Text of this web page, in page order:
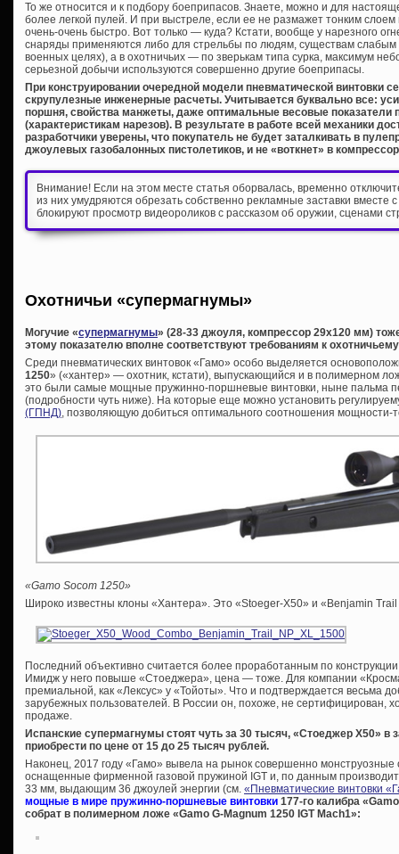
То же относится и к подбору боеприпасов. Знаете, можно и для
более легкой пулей. И при выстреле, если ее не размажет тонким
очень-очень быстро. Вот только — куда? Кстати, вообще у нарезного
снаряды применяются либо для стрельбы по людям, существам слабым
военных целях), а в охотничьих — по зверькам типа сурка, максимум
серьезной добычи используются совершенно другие боеприпасы.
При конструировании очередной модели пневматической винтовки
скрупулезные инженерные расчеты. Учитывается буквально все:
поршня, свойства манжеты, даже оптимальные весовые показатели
(характеристикам нарезов). В результате в работе всей механики
разработчики уверены, что покупатель не будет заталкивать в
джоулевых газобалонных пистолетиков, и не «воткнет» в
Внимание! Если на этом месте статья оборвалась, временно
из них умудряются обрезать собственно рекламные заставки вместе
блокируют просмотр видеороликов с рассказом об оружии, сценами
Охотничьи «супермагнумы»
Могучие «супермагнумы» (28-33 джоуля, компрессор 29х120 мм)
этому показателю вполне соответствуют требованиям к
Среди пневматических винтовок «Гамо» особо выделяется
1250» («хантер» — охотник, кстати), выпускающийся и в полимерном
это были самые мощные пружинно-поршневые винтовки, ныне пальма
(подробности чуть ниже). На которые еще можно установить
(ГПНД), позволяющую добиться оптимального соотношения мощности-
«Gamo Socom 1250»
Широко известны клоны «Хантера». Это «Stoeger-X50» и «Benjamin
Последний объективно считается более проработанным по
Имидж у него повыше «Стоеджера», цена — тоже. Для компании
премиальной, как «Лексус» у «Тойоты». Что и подтверждается весьма
зарубежных пользователей. В России он, похоже, не сертифицирован,
продаже.
Испанские супермагнумы стоят чуть за 30 тысяч, «Стоеджер Х50»
приобрести по цене от 15 до 25 тысяч рублей.
Наконец, 2017 году «Гамо» вывела на рынок совершенно
оснащенные фирменной газовой пружиной IGT и, по данным
33 мм, выдающим 36 джоулей энергии (см. «Пневматические винтовки
мощные в мире пружинно-поршневые винтовки 177-го калибра
собрат в полимерном ложе «Gamo G-Magnum 1250 IGT Mach1»: